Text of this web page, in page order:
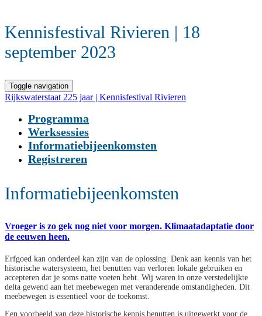
Kennisfestival Rivieren | 18
september 2023
Toggle navigation
Rijkswaterstaat 225 jaar | Kennisfestival Rivieren
Programma
Werksessies
Informatiebijeenkomsten
Registreren
Informatiebijeenkomsten
Vroeger is zo gek nog niet voor morgen. Klimaatadaptatie door
de eeuwen heen.
Erfgoed kan onderdeel kan zijn van de oplossing. Denk aan kennis van het
historische watersysteem, het benutten van verloren lokale gebruiken en
accepteren dat je soms natte voeten hebt. Wij waren in onze verstedelijkte
delta gewend aan het meebewegen met veranderende omstandigheden. Dit
meebewegen is essentieel voor de toekomst.
Een voorbeeld van deze historische kennis benutten is uitgewerkt voor de